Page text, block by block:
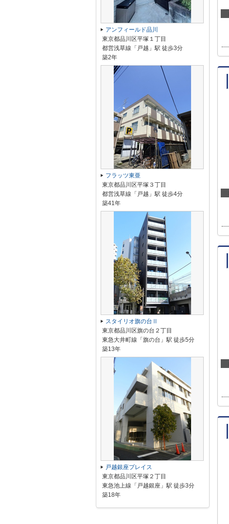
アンフィールド品川
東京都品川区平塚１丁目
都営浅草線「戸越」駅 徒歩3分
築2年
フラッツ東亜
東京都品川区平塚３丁目
都営浅草線「戸越」駅 徒歩4分
築41年
スタイリオ旗の台Ⅱ
東京都品川区旗の台２丁目
東急大井町線「旗の台」駅 徒歩5分
築13年
戸越銀座プレイス
東京都品川区平塚２丁目
東急池上線「戸越銀座」駅 徒歩3分
築18年